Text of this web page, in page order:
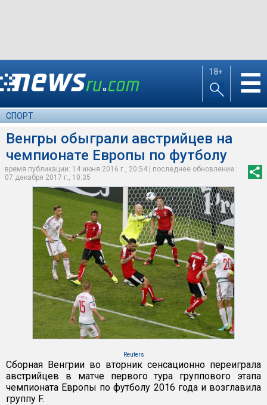
18+ ☰
СПОРТ
Венгры обыграли австрийцев на
чемпионате Европы по футболу
время публикации: 14 июня 2016 г., 20:54 | последнее обновление:
07 декабря 2017 г., 10:35
Reuters
Сборная Венгрии во вторник сенсационно переиграла
австрийцев в матче первого тура группового этапа
чемпионата Европы по футболу 2016 года и возглавила
группу F.